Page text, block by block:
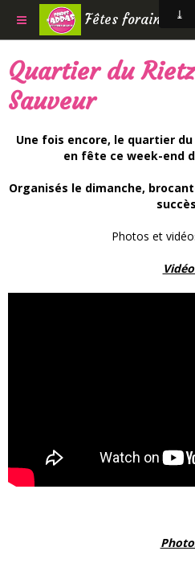
Quartier du
Sauveur
Une fois encore, le quartier
en fête ce week-end
Organisés le dimanche,
Photos et